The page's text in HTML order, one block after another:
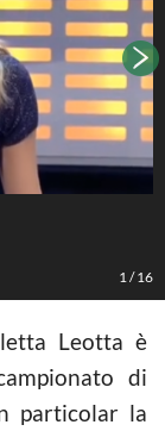
1 /16
Leotta è
di
particolar la